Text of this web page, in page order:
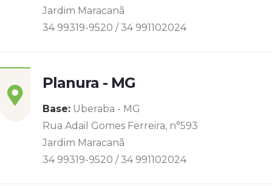
Jardim Maracanã
34 99319-9520 / 34 991102024
Planura - MG
Base: Uberaba - MG
Rua Adail Gomes Ferreira, n°593
Jardim Maracanã
34 99319-9520 / 34 991102024